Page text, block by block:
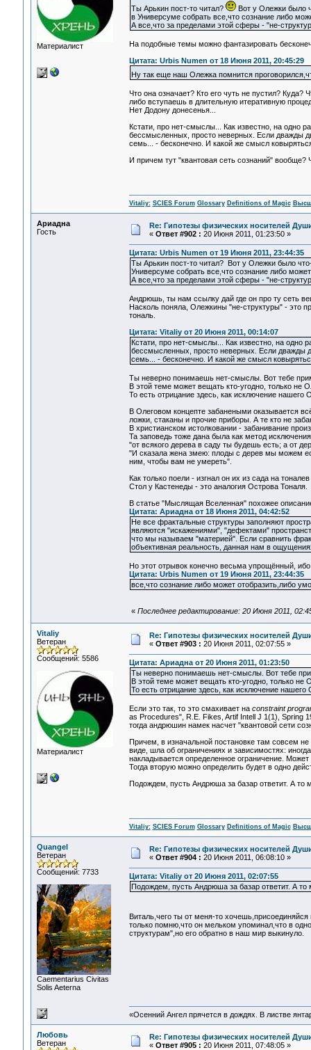
Материалист
Ты Арькин пост-то читал?
Вот у Олежки было
в Универсуме собрать все,что сознание либо
А все,что за пределами этой сферы - "не-
На подобные темы можно фантазировать
Цитата: Urbis Numen от 18 Июня 2011, 20:45:29
Ну так еще наш Олежка помнится
Что она означает? Кто его чуть не пустил?
либо вступаешь в длительную итеративную
Нет Додону донесенья...
Кстати, про нет-смыслы... Как известно, на одно
бессмысленных, просто неверных. Если дважды
семь... - бесконечно. И какой же смысл
И причем тут "квантовая сеть сознаний" вообще?
Vitaliy: SCIES Forum Glossary Definitions of Magic
Ариадна
Гость
Re: Гипотезы физических носителей
« Ответ #902 : 20 Июня 2011, 01:23:50 »
Цитата: Urbis Numen от 19 Июня 2011, 23:44:35
Ты Арькин пост-то читал? Вот у Олежки было
Универсуме собрать все,что сознание либо
А все,что за пределами этой сферы - "не-
Андрюшь, ты нам ссылку дай где он про ту сеть
Насколь поняла, Олежкины "не-структуры" - это
тональ.
Цитата: Vitaliy от 20 Июня 2011, 00:14:07
Кстати, про нет-смыслы... Как известно, на одно
бессмысленных, просто неверных. Если дважды
семь... - бесконечно. И какой же смысл
Ты неверно понимаешь нет-смыслы. Вот тебе
В этой теме может вещать кто-угодно, только
То есть отрицание здесь, как исключение нашего
В Олеговом концепте забанеными оказывается
ложки, стаканы и прочие приборы. А те кто не
В христианском истолковании - забанивание
Та заповедь тоже дана была как метод
"от всякого дерева в саду ты будешь есть; а от
"И сказала жена змею: плоды с дерев мы можем
ним, чтобы вам не умереть".
Как только поели - изгнал он их из сада на
Стол у Кастенеды - это аналогия Острова Тоналя.
В статье "Мыслящая Вселенная" похожее
Цитата: Ариадна от 18 Июня 2011, 04:42:52
Не все фрактальные структуры заполняют
являются "искажениями", "дефектами"
что мы называем "материей". Если сравнить
объективная реальность, данная нам в
Но этот отрывок конечно весьма упрощённый,
Цитата: Urbis Numen от 19 Июня 2011, 23:44:35
все,что сознание либо может отобразить,либо
« Последнее редактирование: 20 Июня 2011,
Vitaliy
Ветеран
Сообщений: 5586
Материалист
Re: Гипотезы физических носителей
« Ответ #903 : 20 Июня 2011, 02:07:55 »
Цитата: Ариадна от 20 Июня 2011, 01:23:50
Ты неверно понимаешь нет-смыслы. Вот тебе
В этой теме может вещать кто-угодно, только
То есть отрицание здесь, как исключение
Если это так, то это смахивает на constraint
as Procedures", R.E. Fikes, Artif Intell J 1(1), Spring
тогда андрюшин намек насчет "квантовой сети
Причем, в изначальной постановке там совсем
виде, шла об ограничениях и зависимостях:
накладывается определенное ограничение.
Тогда вторую можно определить будет в одно
Подождем, пусть Андрюша за базар ответит. А то
Vitaliy: SCIES Forum Glossary Definitions of Magic
Quangel
Ветеран
Сообщений: 7733
Сaementarius Civitas
Solis Aeterna
Re: Гипотезы физических носителей
« Ответ #904 : 20 Июня 2011, 06:08:10 »
Цитата: Vitaliy от 20 Июня 2011, 02:07:55
Подождем, пусть Андрюша за базар ответит. А
Виталь,чего ты от меня-то
только помню,что он мельком упоминал,что в
структурам",но его обратно в наш мир выкинуло.
«Осенний Ангел прячется в дождях. В листве
Любовь
Ветеран
Re: Гипотезы физических носителей
« Ответ #905 : 20 Июня 2011, 07:48:05 »